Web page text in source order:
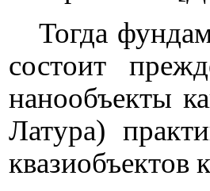
Тогда
состоит
нанообъекты
Латура)
квазиобъектов